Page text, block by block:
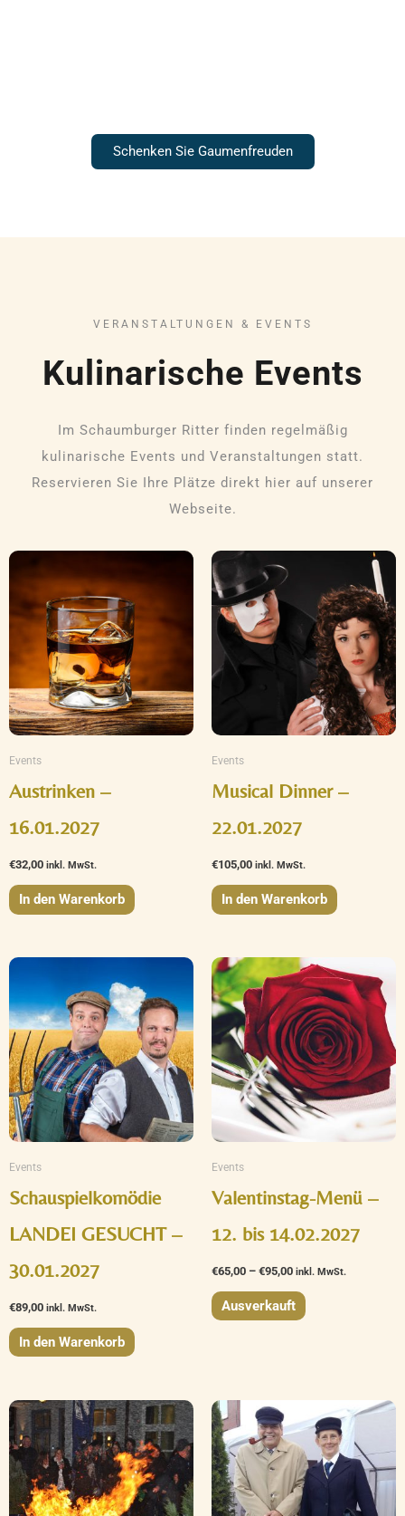
Schenken Sie Gaumenfreuden
VERANSTALTUNGEN & EVENTS
Kulinarische Events
Im Schaumburger Ritter finden regelmäßig
kulinarische Events und Veranstaltungen statt.
Reservieren Sie Ihre Plätze direkt hier auf unserer
Webseite.
Events
Austrinken –
16.01.2027
€32,00 inkl. MwSt.
In den Warenkorb
Events
Musical Dinner –
22.01.2027
€105,00 inkl. MwSt.
In den Warenkorb
Events
Schauspielkomödie
LANDEI GESUCHT –
30.01.2027
€89,00 inkl. MwSt.
In den Warenkorb
Events
Valentinstag-Menü –
12. bis 14.02.2027
€65,00 – €95,00
Preisspanne:
€65,00
bis
€95,00
inkl. MwSt.
Ausverkauft